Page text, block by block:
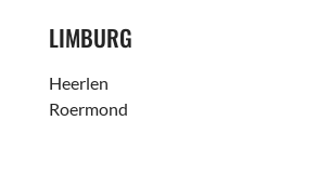
LIMBURG
Heerlen
Roermond